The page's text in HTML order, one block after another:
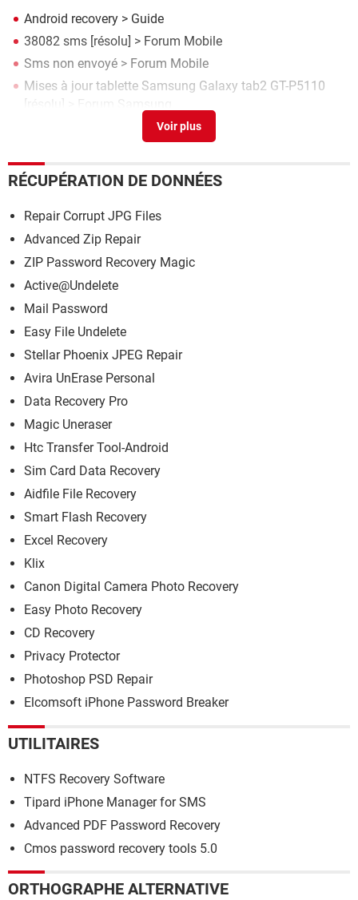
Android recovery > Guide
38082 sms [résolu] > Forum Mobile
Sms non envoyé > Forum Mobile
Mises à jour tablette Samsung Galaxy tab2 GT-P5110
[résolu] >
Forum Samsung
Sms bizarre, est-ce une arnaque
RÉCUPÉRATION DE DONNÉES
Repair Corrupt JPG Files
Advanced Zip Repair
ZIP Password Recovery Magic
Active@Undelete
Mail Password
Easy File Undelete
Stellar Phoenix JPEG Repair
Avira UnErase Personal
Data Recovery Pro
Magic Uneraser
Htc Transfer Tool-Android
Sim Card Data Recovery
Aidfile File Recovery
Smart Flash Recovery
Excel Recovery
Klix
Canon Digital Camera Photo Recovery
Easy Photo Recovery
CD Recovery
Privacy Protector
Photoshop PSD Repair
Elcomsoft iPhone Password Breaker
UTILITAIRES
NTFS Recovery Software
Tipard iPhone Manager for SMS
Advanced PDF Password Recovery
Cmos password recovery tools 5.0
ORTHOGRAPHE ALTERNATIVE